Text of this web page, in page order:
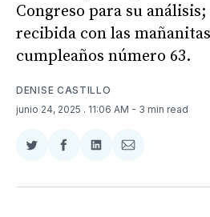
Congreso para su
recibida con las
cumpleaños número 63.
DENISE CASTILLO
junio 24, 2025 . 11:06 AM - 3 min read
Compartir
Twitter
Compartir
Facebook
Compartir
LinkedIn
Compartir
Email